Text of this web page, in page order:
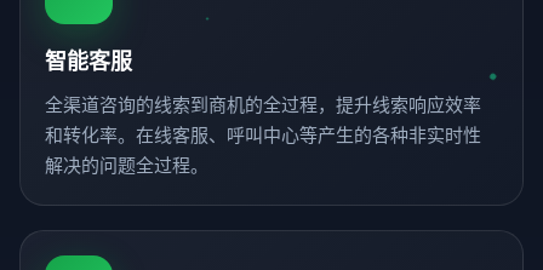
智能客服
全渠道咨询的线索到商机的全过程，提升线索响应效率
和转化率。在线客服、呼叫中心等产生的各种非实时性
解决的问题全过程。